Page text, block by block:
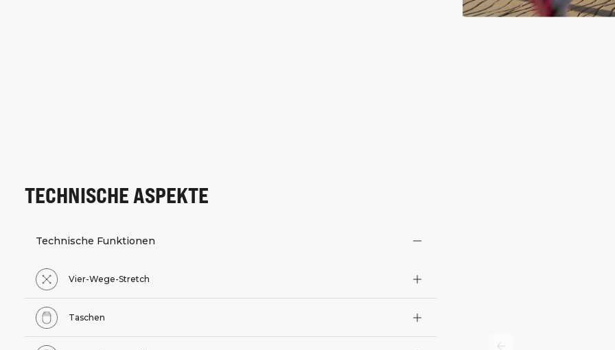
TECHNISCHE ASPEKTE
Technische Funktionen
Vier-Wege-Stretch
Taschen